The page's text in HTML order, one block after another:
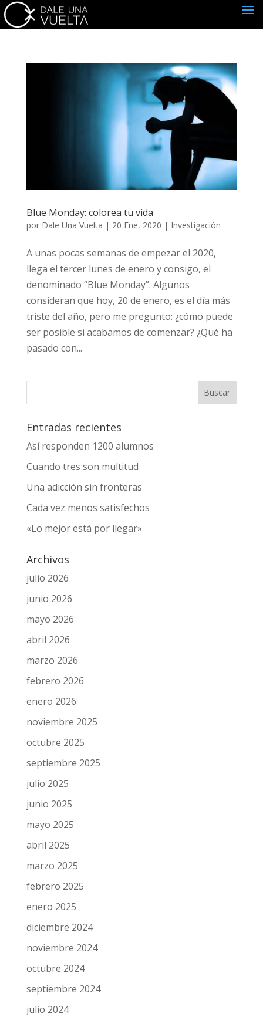
Blue Monday: colorea tu vida
por Dale Una Vuelta | 20 Ene, 2020 | Investigación
A unas pocas semanas de empezar el 2020,
llega el tercer lunes de enero y consigo, el
denominado “Blue Monday”. Algunos
consideran que hoy, 20 de enero, es el día más
triste del año, pero me pregunto: ¿cómo puede
ser posible si acabamos de comenzar? ¿Qué ha
pasado con...
Entradas recientes
Así responden 1200 alumnos
Cuando tres son multitud
Una adicción sin fronteras
Cada vez menos satisfechos
«Lo mejor está por llegar»
Archivos
julio 2026
junio 2026
mayo 2026
abril 2026
marzo 2026
febrero 2026
enero 2026
noviembre 2025
octubre 2025
septiembre 2025
julio 2025
junio 2025
mayo 2025
abril 2025
marzo 2025
febrero 2025
enero 2025
diciembre 2024
noviembre 2024
octubre 2024
septiembre 2024
julio 2024